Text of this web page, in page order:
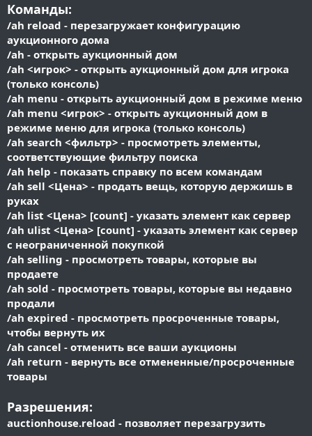
Команды:
/ah reload - перезагружает конфигурацию
аукционного дома
/ah - открыть аукционный дом
/ah <игрок> - открыть аукционный дом для игрока
(только консоль)
/ah menu - открыть аукционный дом в режиме меню
/ah menu <игрок> - открыть аукционный дом в
режиме меню для игрока (только консоль)
/ah search <фильтр> - просмотреть элементы,
соответствующие фильтру поиска
/ah help - показать справку по всем командам
/ah sell <Цена> - продать вещь, которую держишь в
руках
/ah list <Цена> [count] - указать элемент как сервер
/ah ulist <Цена> [count] - указать элемент как сервер
с неограниченной покупкой
/ah selling - просмотреть товары, которые вы
продаете
/ah sold - просмотреть товары, которые вы недавно
продали
/ah expired - просмотреть просроченные товары,
чтобы вернуть их
/ah cancel - отменить все ваши аукционы
/ah return - вернуть все отмененные/просроченные
товары
Разрешения:
auctionhouse.reload - позволяет перезагрузить